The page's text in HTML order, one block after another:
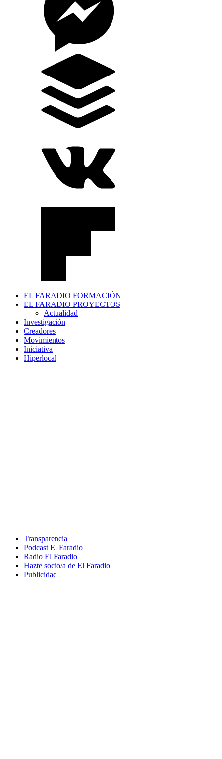
EL FARADIO FORMACIÓN
EL FARADIO PROYECTOS
Actualidad
Investigación
Creadores
Movimientos
Iniciativa
Hiperlocal
Transparencia
Podcast El Faradio
Radio El Faradio
Hazte socio/a de El Faradio
Publicidad